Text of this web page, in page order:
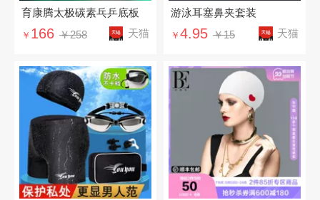
育康腾太极碳素乓乒底板
￥ 166 ￥258 天猫
游泳耳塞鼻夹套装
￥ 4.95 ￥15 天猫